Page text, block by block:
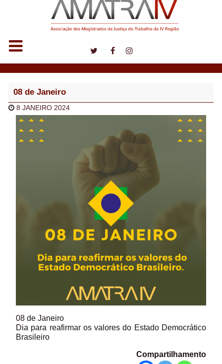
08 de Janeiro
8 JANEIRO 2024
08 de Janeiro
Dia para reafirmar os valores do Estado Democrático
Brasileiro
Compartilhamento